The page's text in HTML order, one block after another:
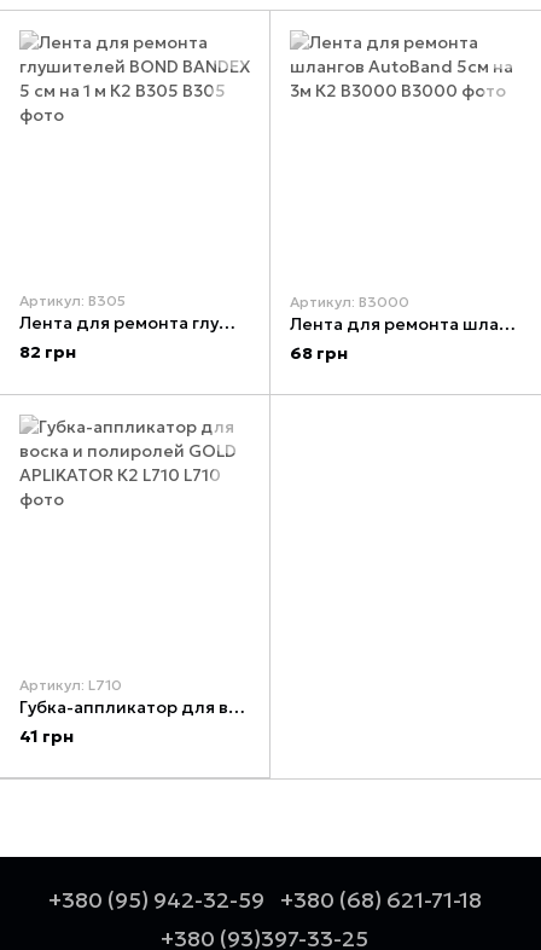
Артикул: B305
Лента для ремонта глушителей BOND BANDEX 5 см на 1 м К2 B305
82 грн
Артикул: B3000
Лента для ремонта шлангов AutoBand 5см на 3м К2 B3000
68 грн
Артикул: L710
Губка-аппликатор для воска и полиролей GOLD APLIKATOR К2 L710
41 грн
+380 (95) 942-32-59
+380 (68) 621-71-18
+380 (93)397-33-25